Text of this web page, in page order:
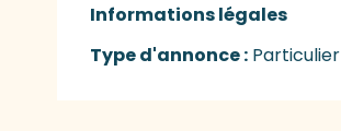
Informations légales
Informations légales
Type d'annonce : Particulier